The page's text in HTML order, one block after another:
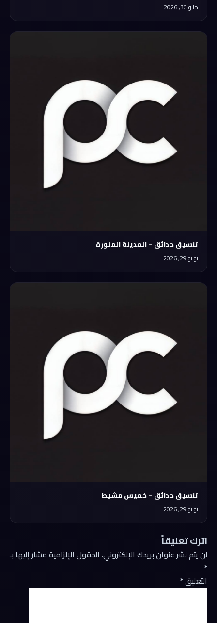
مايو 30, 2026
تنسيق حدائق – المدينة المنورة
يونيو 29, 2026
تنسيق حدائق – خميس مشيط
يونيو 29, 2026
اترك تعليقاً
لن يتم نشر عنوان بريدك الإلكتروني. الحقول الإلزامية مشار إليها بـ
*
التعليق*